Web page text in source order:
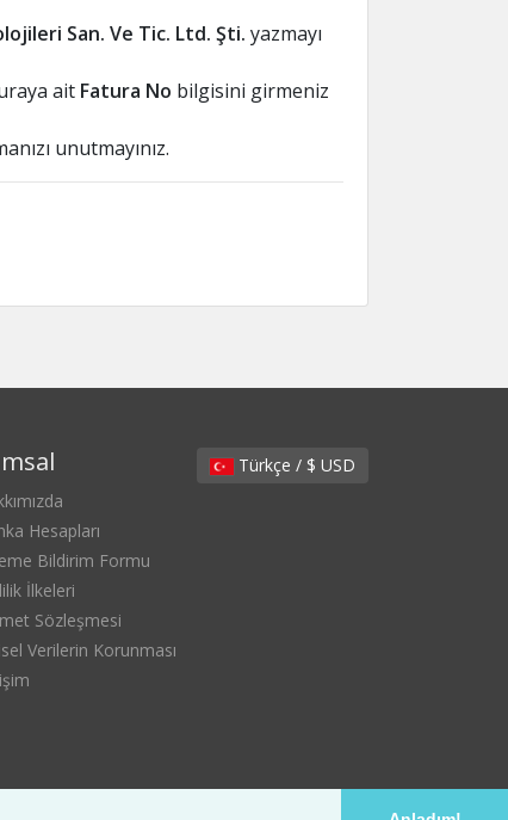
San. Ve Tic. Ltd. Şti. yazmayı
ait Fatura No bilgisini girmeniz
unutmayınız.
Türkçe / $ USD
Hesapları
Bildirim Formu
İlkeleri
Sözleşmesi
Verilerin Korunması